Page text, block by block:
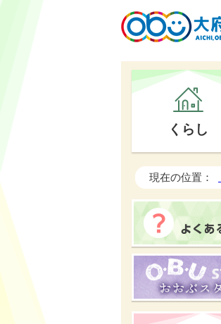
くらし
現在の位置：